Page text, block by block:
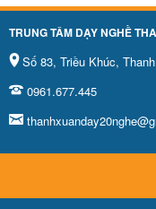
TRUNG TÂM DẠY NGHỀ
Số 83, Triều Khúc,
0961.677.445